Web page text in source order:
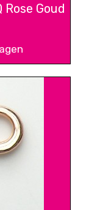
Rose Goud